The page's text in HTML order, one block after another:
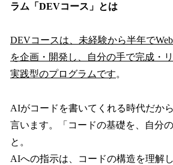
ラム「DEVコース」とは
DEVコースは、未経験から半年で
を企画・開発し、自分の手で完成・
実践型のプログラムです。
AIがコードを書いてくれる時代だか
言います。「コードの基礎を、自分
と。
AIへの指示は、コードの構造を理解